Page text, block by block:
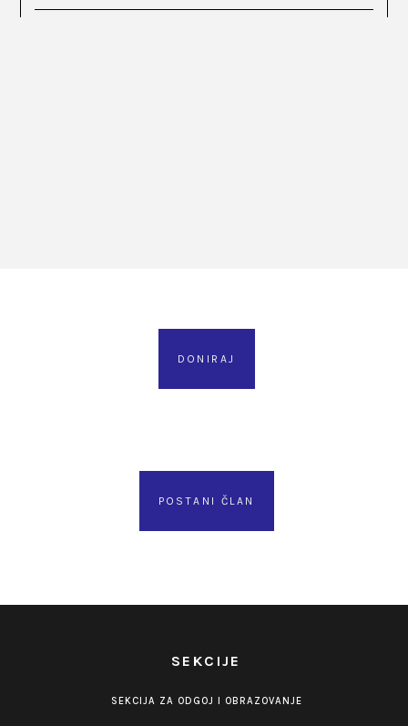
DONIRAJ
POSTANI ČLAN
SEKCIJE
SEKCIJA ZA ODGOJ I OBRAZOVANJE